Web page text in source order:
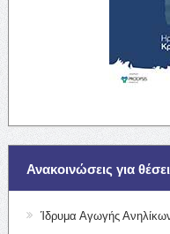
Ανακοινώσεις για
Ίδρυμα Αγωγής